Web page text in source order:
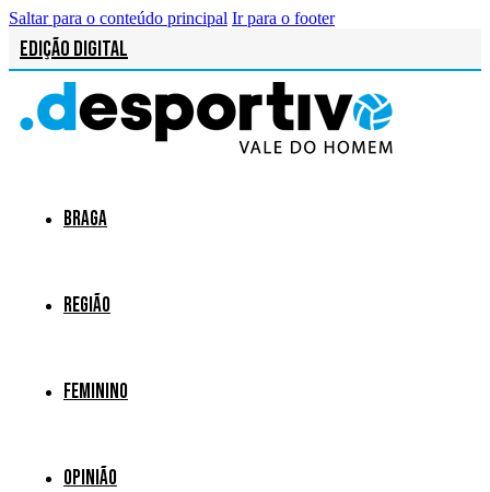
Saltar para o conteúdo principal Ir para o footer
Edição Digital
Braga
Região
Feminino
Opinião